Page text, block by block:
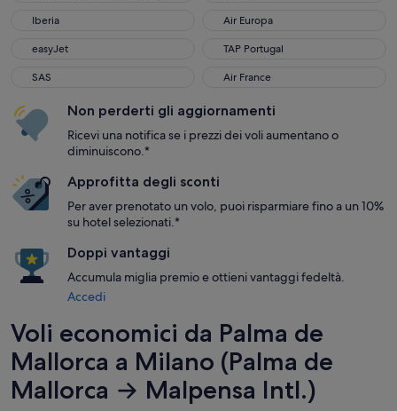
Iberia
Iberia Air Europa
Air Europa
easyJet
easyJet TAP Portugal
TAP Portugal
SAS
SAS Air France
Air France
Non perderti gli aggiornamenti
Ricevi una notifica se i prezzi dei voli aumentano o
diminuiscono.*
Approfitta degli sconti
Per aver prenotato un volo, puoi risparmiare fino a un 10%
su hotel selezionati.*
Doppi vantaggi
Accumula miglia premio e ottieni vantaggi fedeltà.
Accedi
Voli economici da Palma de
Mallorca a Milano (Palma de
Mallorca → Malpensa Intl.)